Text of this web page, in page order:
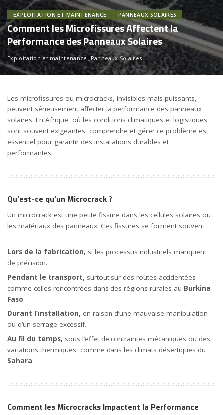
EXPLOITATION ET MAINTENANCE PANNEAUX SOLAIRES
Comment les Microfissures Affectent la
Performance des Panneaux Solaires
Exploitation et maintenance Panneaux Solaires
Les microfissures ou microcracks, invisibles mais puissants,
peuvent sérieusement affecter la performance des panneaux
solaires. En Afrique, où les conditions climatiques et logistiques
sont souvent exigeantes, comprendre et gérer ce problème est
essentiel pour garantir des installations durables et
performantes.
Qu’est-ce qu’un Microcrack ?
Un microcrack est une petite fissure dans les cellules solaires ou
les matériaux des panneaux. Ces fissures se forment souvent :
Lors de la fabrication, si les processus industriels manquent
de précision.
Pendant le transport, surtout sur des routes accidentées
comme celles rencontrées dans des régions rurales au Burkina
Faso.
Durant l’installation, en raison d’une mauvaise manipulation
ou d’un serrage excessif.
Au fil du temps, sous l’effet de contraintes mécaniques ou des
variations thermiques, comme dans les climats désertiques du
Sahara.
Comment les Microcracks Impactent la Performance